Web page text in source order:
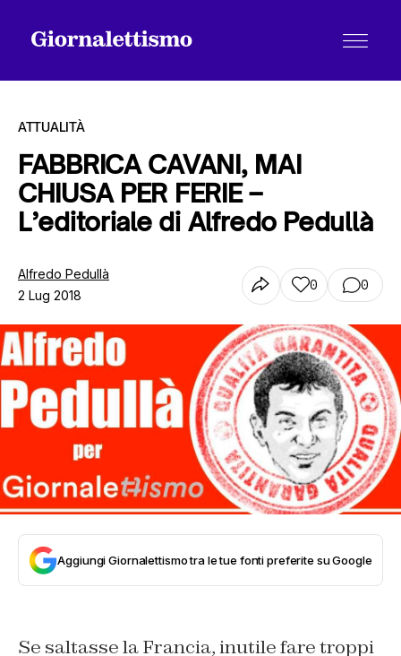
Tutti gli articoli
Chi siamo
Contatti
ATTUALITÀ
FABBRICA CAVANI, MAI
CHIUSA PER FERIE –
L’editoriale di Alfredo Pedullà
Alfredo Pedullà
2 Lug 2018
0 0
Aggiungi Giornalettismo tra le tue fonti preferite su Google
Se saltasse la Francia, inutile fare troppi